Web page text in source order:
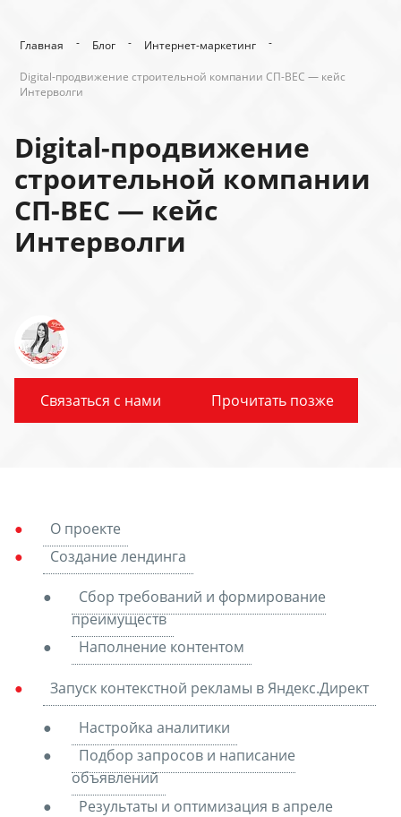
Главная - Блог - Интернет-маркетинг -
Digital-продвижение строительной компании СП-ВЕС — кейс
Интерволги
Digital-продвижение
строительной компании
СП-ВЕС — кейс
Интерволги
Связаться с нами Прочитать позже
О проекте
Создание лендинга
Сбор требований и формирование
преимуществ
Наполнение контентом
Запуск контекстной рекламы в Яндекс.Директ
Настройка аналитики
Подбор запросов и написание
объявлений
Результаты и оптимизация в апреле